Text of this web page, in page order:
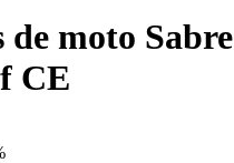
de moto Sabre
CE